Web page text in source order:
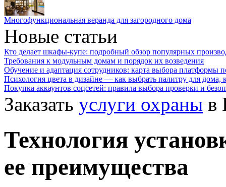
Многофункциональная веранда для загородного дома
Новые статьи
Кто делает шкафы-купе: подробный обзор популярных
Требования к модульным домам и порядок их возведения
Обучение и адаптация сотрудников: карта выбора платформы
Психология цвета в дизайне — как выбрать палитру для дома,
Покупка аккаунтов соцсетей: правила выбора проверки и
Заказать услуги охраны в
Технология
ее преимущества